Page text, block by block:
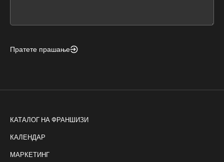
Пратете прашање
КАТАЛОГ НА ФРАНШИЗИ
КАЛЕНДАР
МАРКЕТИНГ